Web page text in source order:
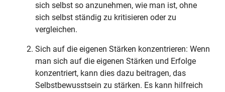
sich selbst so anzunehmen, wie man ist, ohne
sich selbst ständig zu kritisieren oder zu
vergleichen.
Sich auf die eigenen Stärken konzentrieren: Wenn
man sich auf die eigenen Stärken und Erfolge
konzentriert, kann dies dazu beitragen, das
Selbstbewusstsein zu stärken. Es kann hilfreich